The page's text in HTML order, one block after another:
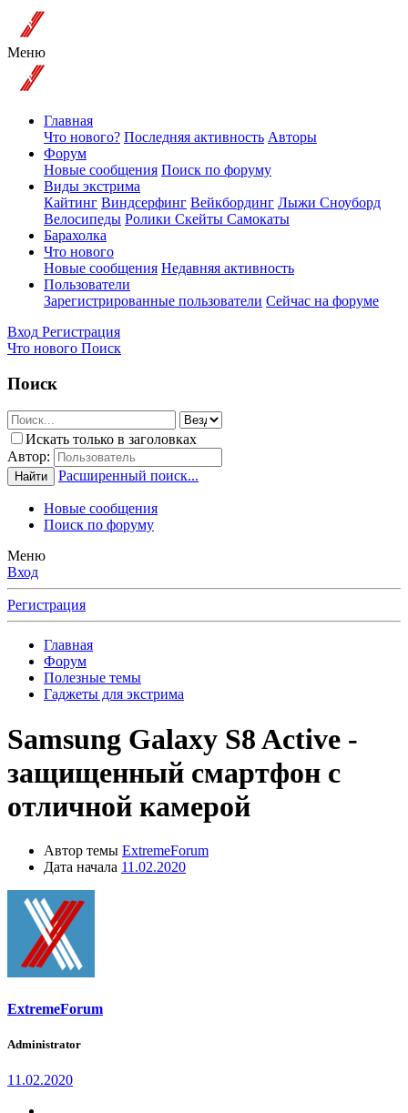
Меню
Главная
Что нового? Последняя активность Авторы
Форум
Новые сообщения Поиск по форуму
Виды экстрима
Кайтинг Виндсерфинг Вейкбординг Лыжи Сноуборд
Велосипеды Ролики Скейты Самокаты
Барахолка
Что нового
Новые сообщения Недавняя активность
Пользователи
Зарегистрированные пользователи Сейчас на форуме
Вход Регистрация
Что нового Поиск
Поиск
Искать только в заголовках
Автор:
Найти Расширенный поиск...
Новые сообщения
Поиск по форуму
Меню
Вход
Регистрация
Главная
Форум
Полезные темы
Гаджеты для экстрима
Samsung Galaxy S8 Active -
защищенный смартфон с
отличной камерой
Автор темы ExtremeForum
Дата начала 11.02.2020
ExtremeForum
Administrator
11.02.2020